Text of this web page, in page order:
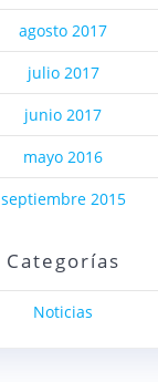
agosto 2017
julio 2017
junio 2017
mayo 2016
septiembre 2015
Categorías
Noticias